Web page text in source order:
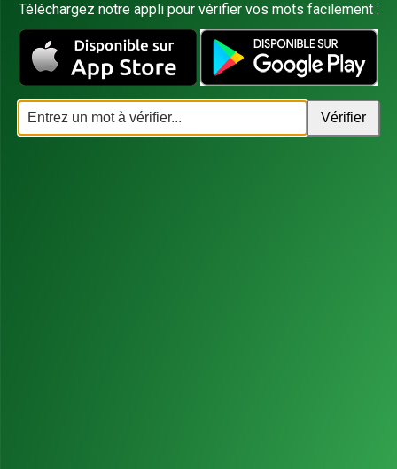
Téléchargez notre appli pour vérifier vos mots facilement :